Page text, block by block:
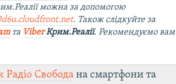
можна за допомогою
. Також слідкуйте за
та ViberКрим.Реалії. Рекомендуємо вам
Радіо Свобода на смартфони та